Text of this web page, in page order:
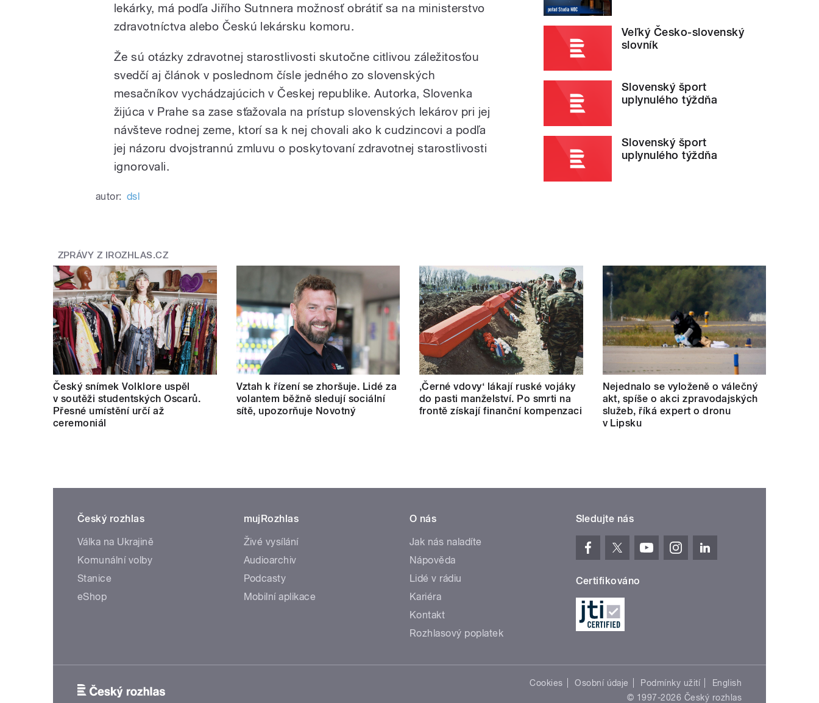
lekárky, má podľa Jiřího Sutnnera možnosť obrátiť sa na ministerstvo
zdravotníctva alebo Českú lekársku komoru.
Že sú otázky zdravotnej starostlivosti skutočne citlivou záležitosťou
svedčí aj článok v poslednom čísle jedného zo slovenských
mesačníkov vychádzajúcich v Českej republike. Autorka, Slovenka
žijúca v Prahe sa zase sťažovala na prístup slovenských lekárov pri jej
návšteve rodnej zeme, ktorí sa k nej chovali ako k cudzincovi a podľa
jej názoru dvojstrannú zmluvu o poskytovaní zdravotnej starostlivosti
ignorovali.
autor: dsl
Veľký Česko-slovenský
slovník
Slovenský šport
uplynulého týždňa
Slovenský šport
uplynulého týždňa
ZPRÁVY Z IROZHLAS.CZ
Český snímek Volklore uspěl
v soutěži studentských Oscarů.
Přesné umístění určí až
ceremoniál
Vztah k řízení se zhoršuje. Lidé za
volantem běžně sledují sociální
sítě, upozorňuje Novotný
‚Černé vdovy‘ lákají ruské vojáky
do pasti manželství. Po smrti na
frontě získají finanční kompenzaci
Nejednalo se vyloženě o válečný
akt, spíše o akci zpravodajských
služeb, říká expert o dronu
v Lipsku
Český rozhlas
Válka na Ukrajině
Komunální volby
Stanice
eShop
mujRozhlas
Živé vysílání
Audioarchiv
Podcasty
Mobilní aplikace
O nás
Jak nás naladíte
Nápověda
Lidé v rádiu
Kariéra
Kontakt
Rozhlasový poplatek
Sledujte nás
Certifikováno
Cookies Osobní údaje Podmínky užití
English
© 1997-2026 Český rozhlas